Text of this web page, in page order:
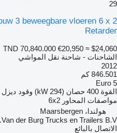
29
3 beweegbare vloeren 6 x 2
Retarder
TND 70,840.000 €20,950 ≈ $24,060
الشاحنات - شاحنة نقل المواشي
2012
846.501 كم
Euro 5
القوة 400 حصان (294 kW) وقود
مواصفات المحاور 6x2
هولندا، Maarsbergen
Van der Burg Trucks en Trailers B.V.
الاتصال بالبائع